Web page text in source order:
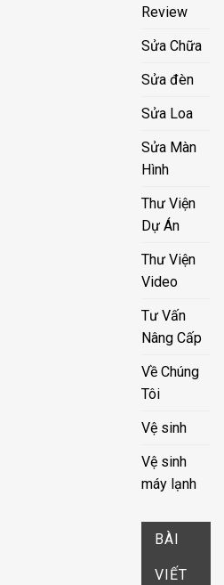
Review
Sửa Chữa
Sửa đèn
Sửa Loa
Sửa Màn
Hình
Thư Viện
Dự Án
Thư Viện
Video
Tư Vấn
Nâng Cấp
Về Chúng
Tôi
Vệ sinh
Vệ sinh
máy lạnh
BÀI
VIẾT